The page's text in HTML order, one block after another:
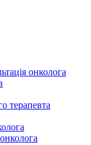
онколога
терапевта